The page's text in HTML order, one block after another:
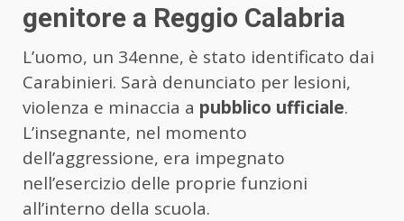
genitore a Reggio Calabria
L’uomo, un 34enne, è stato identificato dai
Carabinieri. Sarà denunciato per lesioni,
violenza e minaccia a pubblico ufficiale.
L’insegnante, nel momento
dell’aggressione, era impegnato
nell’esercizio delle proprie funzioni
all’interno della scuola.